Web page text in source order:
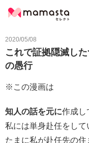
2020/05/08
これで証拠隠滅し
の愚行
※この漫画は
知人の話を元に作成し
私には単身赴任をして
たまに私が赴任先の住